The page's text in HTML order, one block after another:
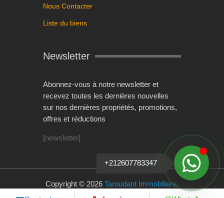
Nous Contacter
Liste du biens
Newsletter
Abonnez-vous à notre newsletter et
recevez toutes les dernières nouvelles
sur nos dernières propriétés, promotions,
offres et réductions
[newsletter]
Copyright © 2026 Taroudant Immobiliere.
+212607783347